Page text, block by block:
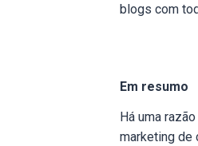
blogs com
Em resumo
Há uma
marketing de